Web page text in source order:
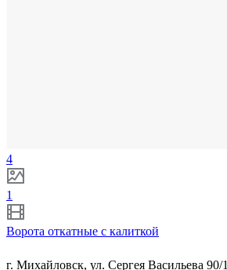
4
1
Ворота откатные с калиткой
г. Михайловск, ул. Сергея Васильева 90/1